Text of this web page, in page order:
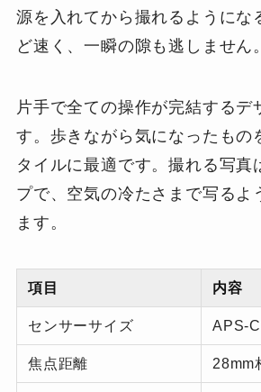
源を入れてから撮れるようにな
ど速く、一瞬の隙も逃しません。
片手で全ての操作が完結するデ
す。歩きながら気になったもの
タイルに最適です。撮れる写真
プで、空気の冷たさまで写るよ
ます。
項目 内容
センサーサイズ APS-
焦点距離 28mm